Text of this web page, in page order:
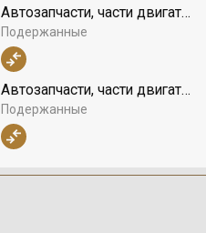
Автозапчасти, части двигателя,
Подержанные
Автозапчасти, части двигателя,
Подержанные